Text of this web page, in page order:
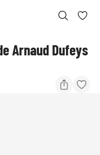
Arnaud Dufeys